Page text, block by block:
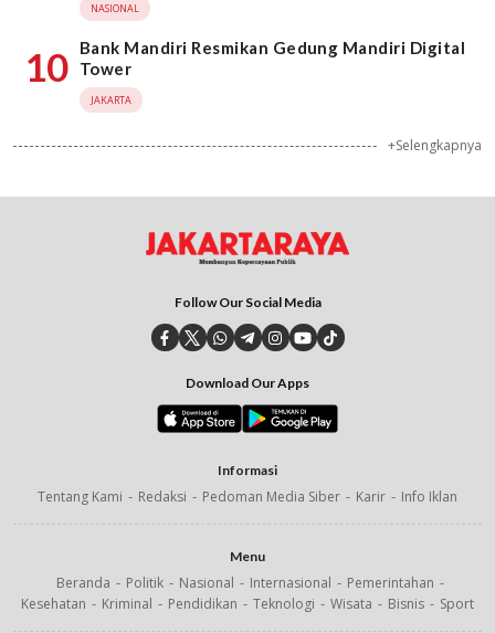
NASIONAL
10
Bank Mandiri Resmikan Gedung Mandiri Digital
Tower
JAKARTA
+Selengkapnya
Follow Our Social Media
Download Our Apps
Informasi
Tentang Kami Redaksi Pedoman Media Siber Karir Info Iklan
Menu
Beranda Politik Nasional Internasional
Pemerintahan
Kesehatan
Kriminal Pendidikan Teknologi Wisata Bisnis Sport